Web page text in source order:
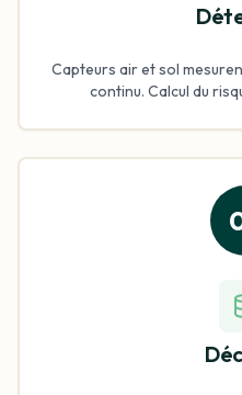
Capteurs air et sol
continu. Calcul du